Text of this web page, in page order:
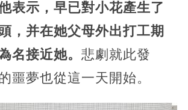
表示，早已對小花產生了
，并在她父母外出打工期
名接近她。 悲劇就此發
噩夢也從這一天開始。